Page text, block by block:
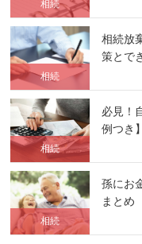
相続
相続
相続放
策とで
相続
必見！
例つき】
相続
孫にお
まとめ